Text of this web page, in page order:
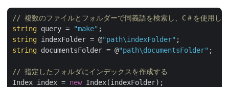
// 複数のファイルとフォルダーで同義語を検索し、C＃を使用し
string query = "make"
string indexFolder = @"path\indexFolder"
string documentsFolder = @"path\documentsFolder" ;
// 指定したフォルダにインデックスを作成する
Index index = new